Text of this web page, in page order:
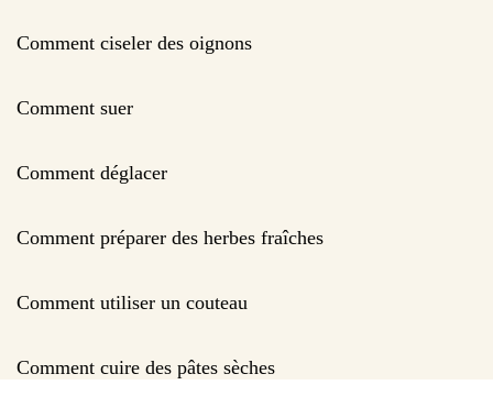
Comment ciseler des oignons
Comment suer
Comment déglacer
Comment préparer des herbes fraîches
Comment utiliser un couteau
Comment cuire des pâtes sèches